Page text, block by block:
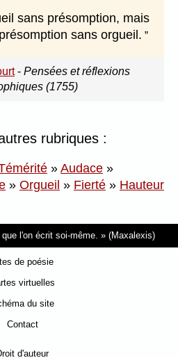
sans présomption, mais
sans orgueil.
- Pensées et réflexions
(1755)
rubriques :
» Audace »
» Orgueil » Fierté » Hauteur
l'on écrit soi-même. (Maxalexis)
de poésie
virtuelles
du site
Contact
d'auteur